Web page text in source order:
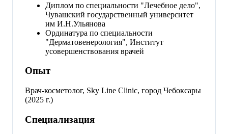
Диплом по специальности "Лечебное дело",
Чувашский государственный университет
им И.Н.Ульянова
Ординатура по специальности
"Дерматовенерология", Институт
усовершенствования врачей
Опыт
Врач-косметолог, Sky Line Clinic, город Чебоксары
(2025 г.)
Специализация